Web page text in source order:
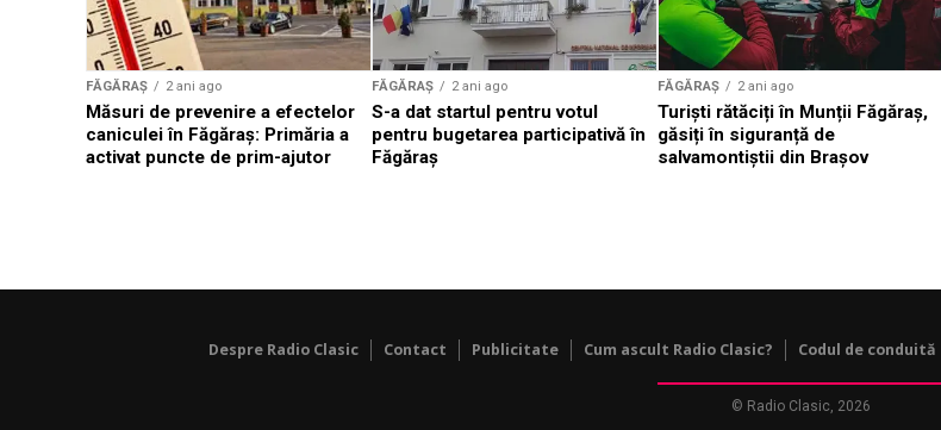
FĂGĂRAȘ 2 ani ago
Măsuri de prevenire a efectelor
caniculei în Făgăraș: Primăria a
activat puncte de prim-ajutor
FĂGĂRAȘ 2 ani ago
S-a dat startul pentru votul
pentru bugetarea participativă în
Făgăraș
FĂGĂRAȘ 2 ani ago
Turiști rătăciți în Munții Făgăraș,
găsiți în siguranță de
salvamontiștii din Brașov
Despre Radio Clasic Contact Publicitate Cum ascult Radio Clasic? Codul de conduită
© Radio Clasic, 2026